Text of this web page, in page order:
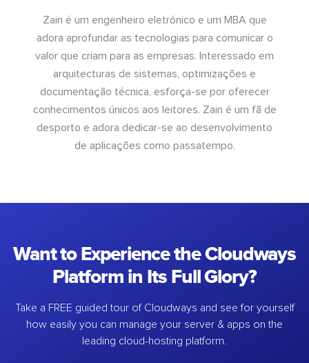
Zain é um engenheiro eletrónico e um MBA que
adora aprofundar as tecnologias para comunicar o
valor que criam para as empresas. Interessado em
arquitecturas de sistemas, optimizações e
documentação técnica, esforça-se por oferecer
conhecimentos únicos aos leitores. Zain é um fã de
desporto e adora dedicar-se ao desenvolvimento
de aplicações como passatempo.
Want to Experience the Cloudways
Platform in Its Full Glory?
Take a FREE guided tour of Cloudways and see for yourself
how easily you can manage your server & apps on the
leading cloud-hosting platform.